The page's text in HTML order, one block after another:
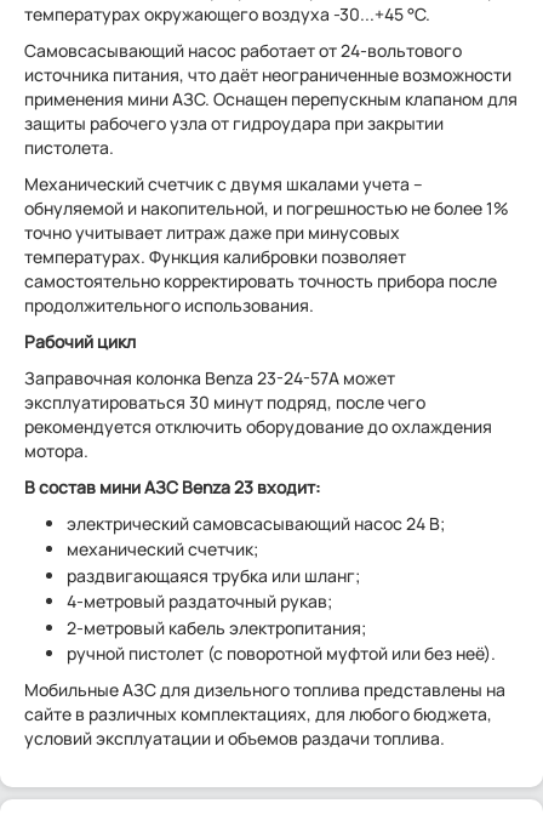
температурах окружающего воздуха -30...+45 °С.
Самовсасывающий насос работает от 24-вольтового
источника питания, что даёт неограниченные возможности
применения мини АЗС. Оснащен перепускным клапаном для
защиты рабочего узла от гидроудара при закрытии
пистолета.
Механический счетчик с двумя шкалами учета –
обнуляемой и накопительной, и погрешностью не более 1%
точно учитывает литраж даже при минусовых
температурах. Функция калибровки позволяет
самостоятельно корректировать точность прибора после
продолжительного использования.
Рабочий цикл
Заправочная колонка Benza 23-24-57А может
эксплуатироваться 30 минут подряд, после чего
рекомендуется отключить оборудование до охлаждения
мотора.
В состав мини АЗС Benza 23 входит:
электрический самовсасывающий насос 24 В;
механический счетчик;
раздвигающаяся трубка или шланг;
4-метровый раздаточный рукав;
2-метровый кабель электропитания;
ручной пистолет (с поворотной муфтой или без неё).
Мобильные АЗС для дизельного топлива представлены на
сайте в различных комплектациях, для любого бюджета,
условий эксплуатации и объемов раздачи топлива.